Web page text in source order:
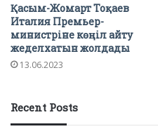
Қасым-Жомарт Тоқаев
Италия Премьер-
министріне көңіл айту
жеделхатын жолдады
13.06.2023
Recent Posts